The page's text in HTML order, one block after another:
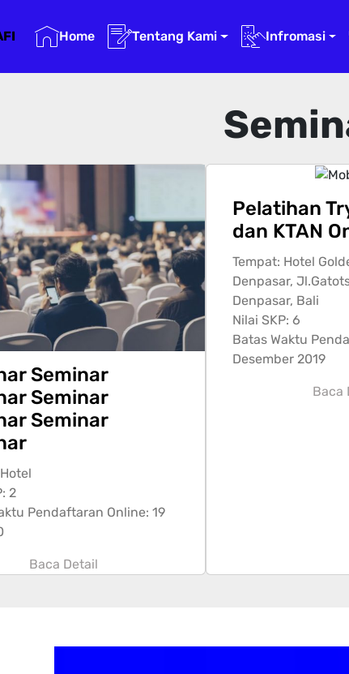
Home Tentang Kami Infromasi
Seminar
Seminar
Seminar
2
Pendaftaran Online: 19
Baca Detail
Pelatihan
dan KTAN
Tempat: Hotel
Denpasar,
Denpasar, Bali
Nilai SKP: 6
Batas Waktu
Desember 2019
Baca